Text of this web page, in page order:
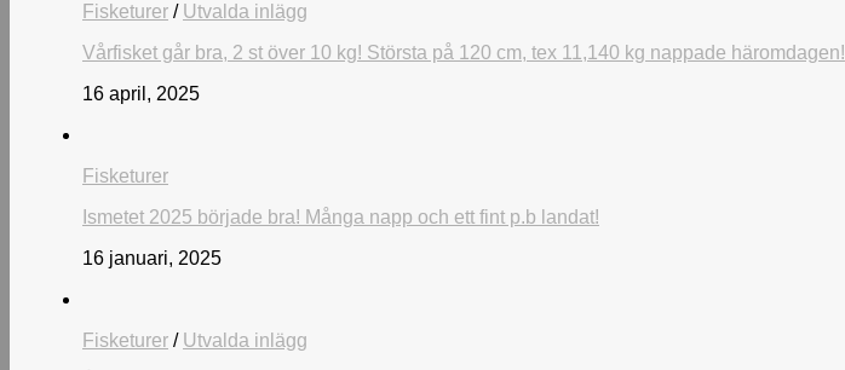
Fisketurer / Utvalda inlägg
Vårfisket går bra, 2 st över 10 kg! Största på 120 cm, tex 11,140 kg nappade häromdagen!
16 april, 2025
Fisketurer
Ismetet 2025 började bra! Många napp och ett fint p.b landat!
16 januari, 2025
Fisketurer / Utvalda inlägg